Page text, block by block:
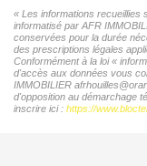
« Les informations recueillies
informatisé par AFR
conservées pour la durée
des prescriptions légales
Conformément à la loi «
d'accès aux données vous
IMMOBILIER
d'opposition au démarchage
inscrire ici : https://